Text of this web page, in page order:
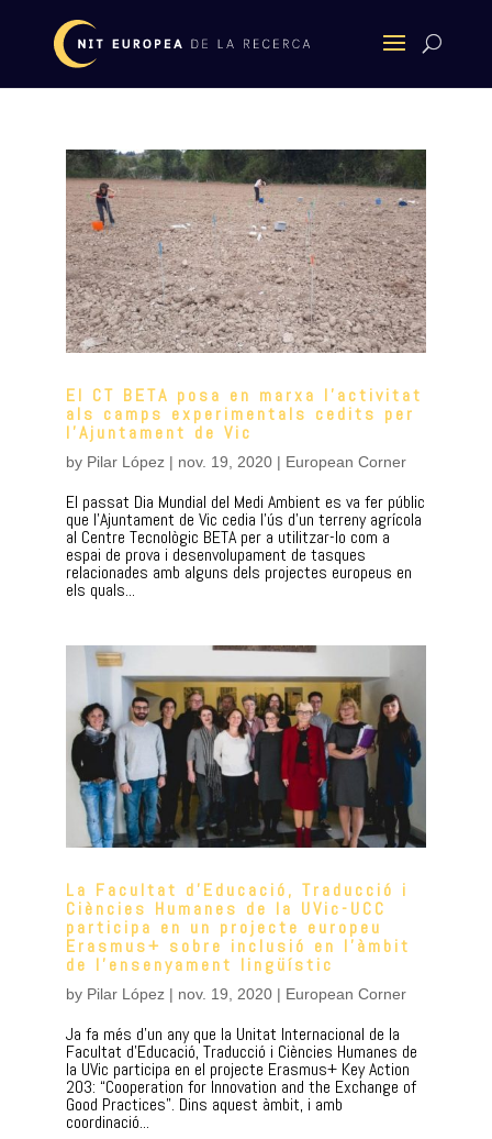
El CT BETA posa en marxa l’activitat
als camps experimentals cedits per
l’Ajuntament de Vic
by Pilar López| nov. 19, 2020| European Corner
El passat Dia Mundial del Medi Ambient es va fer públic
que l’Ajuntament de Vic cedia l’ús d’un terreny agrícola
al Centre Tecnològic BETA per a utilitzar-lo com a
espai de prova i desenvolupament de tasques
relacionades amb alguns dels projectes europeus en
els quals...
La Facultat d’Educació, Traducció i
Ciències Humanes de la UVic-UCC
participa en un projecte europeu
Erasmus+ sobre inclusió en l’àmbit
de l’ensenyament lingüístic
by Pilar López| nov. 19, 2020| European Corner
Ja fa més d’un any que la Unitat Internacional de la
Facultat d’Educació, Traducció i Ciències Humanes de
la UVic participa en el projecte Erasmus+ Key Action
203: “Cooperation for Innovation and the Exchange of
Good Practices”. Dins aquest àmbit, i amb
coordinació...